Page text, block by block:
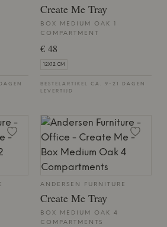
Create Me Tray
BOX MEDIUM OAK 1
COMPARTMENT
€ 48
12X12 CM
BESTELARTIKEL CA. 9-21 DAGEN
LEVERTIJD
ANDERSEN FURNITURE
Create Me Tray
BOX MEDIUM OAK 4
COMPARTMENTS